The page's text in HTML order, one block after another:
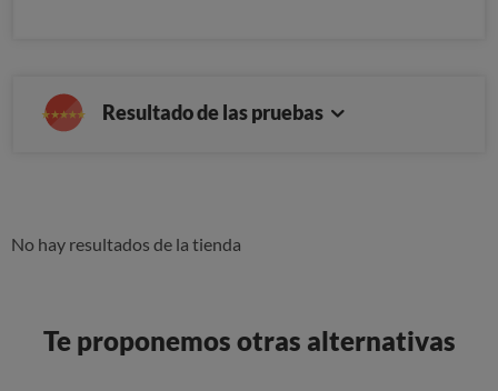
Resultado de las pruebas
No hay resultados de la tienda
Te proponemos otras alternativas